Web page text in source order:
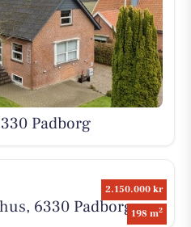
Padborg
2.150.000 kr
198 m2
6330 Padborg